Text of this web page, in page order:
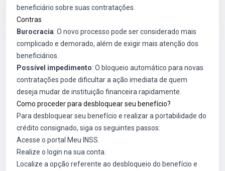
beneficiário sobre suas contratações.
Contras
Burocracia: O novo processo pode ser considerado mais
complicado e demorado, além de exigir mais atenção dos
beneficiários.
Possível impedimento: O bloqueio automático para novas
contratações pode dificultar a ação imediata de quem
deseja mudar de instituição financeira rapidamente.
Como proceder para desbloquear seu benefício?
Para desbloquear seu benefício e realizar a portabilidade do
crédito consignado, siga os seguintes passos:
Acesse o portal Meu INSS.
Realize o login na sua conta.
Localize a opção referente ao desbloqueio do benefício e